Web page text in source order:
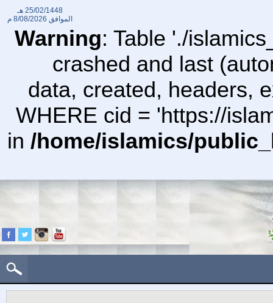
Warning: Table './
crashed and last
data, created, headers,
WHERE cid = 'https://
in /home/islamics/
25/02/1448 هـ
الموافق 8/08/2026 م